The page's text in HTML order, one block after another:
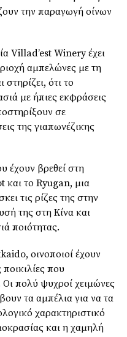
την παραγωγή οίνων
Villad’est Winery έχει
αμπελώνες με τη
ότι το
με ήπιες εκφράσεις
σε
της γιαπωνέζικης
έχουν βρεθεί στη
και το Ryugan, μια
τις ρίζες της στην
της στη Κίνα και
ποιότητας.
οινοποιοί έχουν
που
πολύ ψυχροί χειμώνες
τα αμπέλια για να τα
χαρακτηριστικό
και η χαμηλή